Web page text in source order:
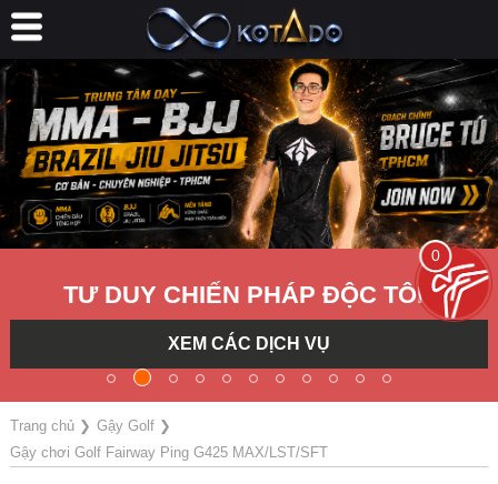
0
TƯ DUY CHIẾN PHÁP ĐỘC TÔN
XEM CÁC DỊCH VỤ
Trang chủ❯ Gậy Golf❯
Gậy chơi Golf Fairway Ping G425 MAX/LST/SFT